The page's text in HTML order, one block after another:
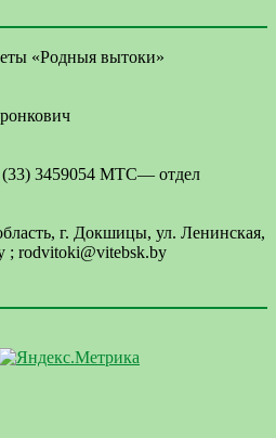
«Родныя вытоки»
(33) 3459054 МТС— отдел
г. Докшицы, ул. Ленинская,
; rodvitoki@vitebsk.by